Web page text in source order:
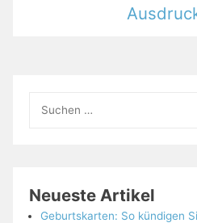
nach:
Neueste Artikel
Geburtskarten: So kündigen